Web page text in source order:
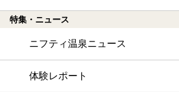
特集・ニュース
ニフティ温泉ニュース
体験レポート